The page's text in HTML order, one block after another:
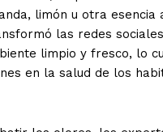
limón u otra esencia
las redes
limpio y fresco, lo
en la salud de los